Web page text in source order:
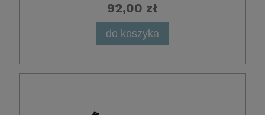
92,00 zł
do koszyka